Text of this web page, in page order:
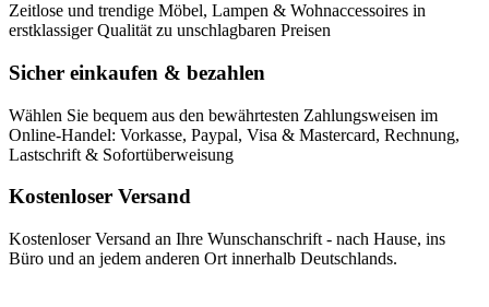
Zeitlose und trendige Möbel, Lampen & Wohnaccessoires in
erstklassiger Qualität zu unschlagbaren Preisen
Sicher einkaufen & bezahlen
Wählen Sie bequem aus den bewährtesten Zahlungsweisen im
Online-Handel: Vorkasse, Paypal, Visa & Mastercard, Rechnung,
Lastschrift & Sofortüberweisung
Kostenloser Versand
Kostenloser Versand an Ihre Wunschanschrift - nach Hause, ins
Büro und an jedem anderen Ort innerhalb Deutschlands.